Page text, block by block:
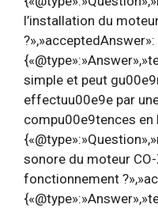
l’installation du
?»,»acceptedAnswer»:
simple et peut
effectuu00e9e par
compu00e9tences en
sonore du moteur
fonctionnement